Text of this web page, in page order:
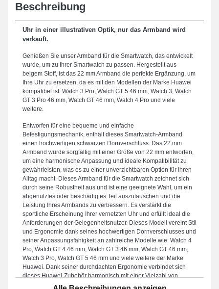
Beschreibung
Uhr in einer illustrativen Optik, nur das Armband wird
verkauft.
Genießen Sie unser Armband für die Smartwatch, das entwickelt
wurde, um zu Ihrer Smartwatch zu passen. Hergestellt aus
beigem Stoff, ist das 22 mm Armband die perfekte Ergänzung, um
Ihre Uhr zu ersetzen, da es mit den Modellen der Marke Huawei
kompatibel ist: Watch 3 Pro, Watch GT 5 46 mm, Watch 3, Watch
GT 3 Pro 46 mm, Watch GT 46 mm, Watch 4 Pro und viele
weitere.
Entworfen für eine bequeme und einfache
Befestigungsmechanik, enthält dieses Smartwatch-Armband
einen hochwertigen schwarzen Dornverschluss. Das 22 mm
Armband wurde sorgfältig mit einer Größe von 22 mm entworfen,
um eine harmonische Anpassung und ideale Kompatibilität zu
gewährleisten, was es zu einer unverzichtbaren Option für Ihren
Alltag macht. Dieses Armband für die Smartwatch zeichnet sich
durch seine Robustheit aus und ist eine geeignete Wahl, um ein
abgenutztes oder beschädigtes Teil auszutauschen und die
Leistung Ihres Armbands zu verbessern. Es verstärkt die
sportliche Erscheinung Ihrer vernetzten Uhr und erfüllt ideal die
Anforderungen der Gelegenheitsnutzer. Dieses Modell vereint Stil
und Ergonomie dank seines hochwertigen Dornverschlusses und
seiner Anpassungsfähigkeit an zahlreiche Modelle wie: Watch 4
Pro, Watch GT 4 46 mm, Watch GT 3 46 mm, Watch GT 46 mm,
Watch 3 Pro, Watch GT 5 46 mm und viele weitere der Marke
Huawei. Dank seiner durchdachten Ergonomie verbindet sich
dieses Huawei-Zubehör harmonisch mit einer Vielzahl von
Modellen der Marke Huawei und bietet unvergleichlichen Komfort